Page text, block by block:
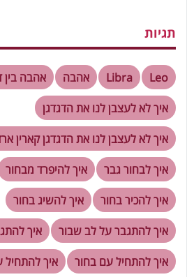
תגיות
Leo
Libra אהבה אהבה בין
איך לא לעצבן לנו את הדגדגן
איך לא לעצבן לנו את הדגדגן קארין
איך לבחור גבר
איך להיפרד מבחור
איך להכיר בחור
איך להשיג בחור
איך להתגבר על לב שבור
איך
איך להתחיל עם בחור
איך להתחיל